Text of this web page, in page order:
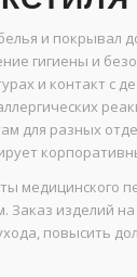
и покрывал
гигиены и
и контакт с
для разных
медицинского
Заказ изделий
повысить